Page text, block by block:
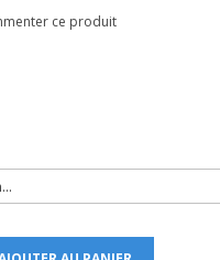
ce produit